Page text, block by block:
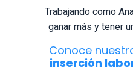
Trabajando como
ganar más y tener
Conoce
inserción